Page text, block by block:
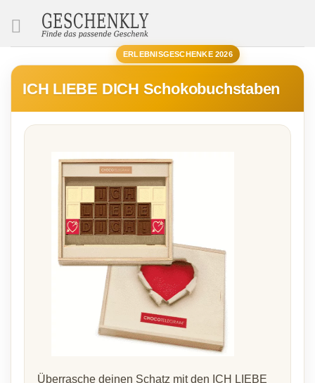
ERLEBNISGESCHENKE 2026
ICH LIEBE DICH Schokobuchstaben
Überrasche deinen Schatz mit den ICH LIEBE